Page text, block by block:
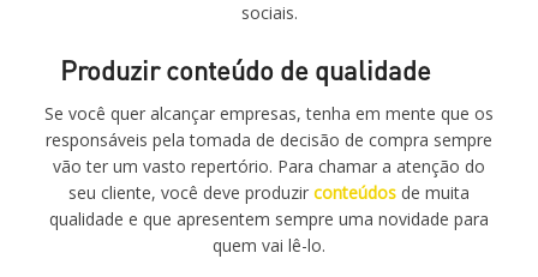
sociais.
Produzir conteúdo de qualidade
Se você quer alcançar empresas, tenha em mente que os
responsáveis pela tomada de decisão de compra sempre
vão ter um vasto repertório. Para chamar a atenção do
seu cliente, você deve produzir conteúdos de muita
qualidade e que apresentem sempre uma novidade para
quem vai lê-lo.